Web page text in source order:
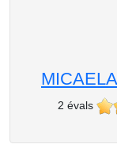
2 évals